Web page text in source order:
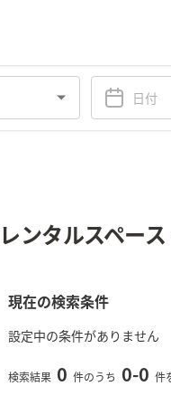
ンタルスペー
現在の検索条件
設定中の条件がありません
検索結果 0 件のうち 0-0 件